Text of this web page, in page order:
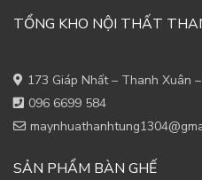
TỔNG KHO NỘI THẤT
173 Giáp Nhất – Thanh Xuân
096 6699 584
SẢN PHẨM BÀN GHẾ